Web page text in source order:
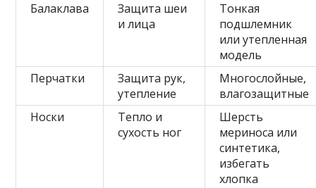
Балаклава
Защита шеи
и лица
Тонкая
подшлемник
или утепленная
модель
Перчатки
Защита рук,
утепление
Многослойные,
влагозащитные
Носки
Тепло и
сухость ног
Шерсть
мериноса или
синтетика,
избегать
хлопка